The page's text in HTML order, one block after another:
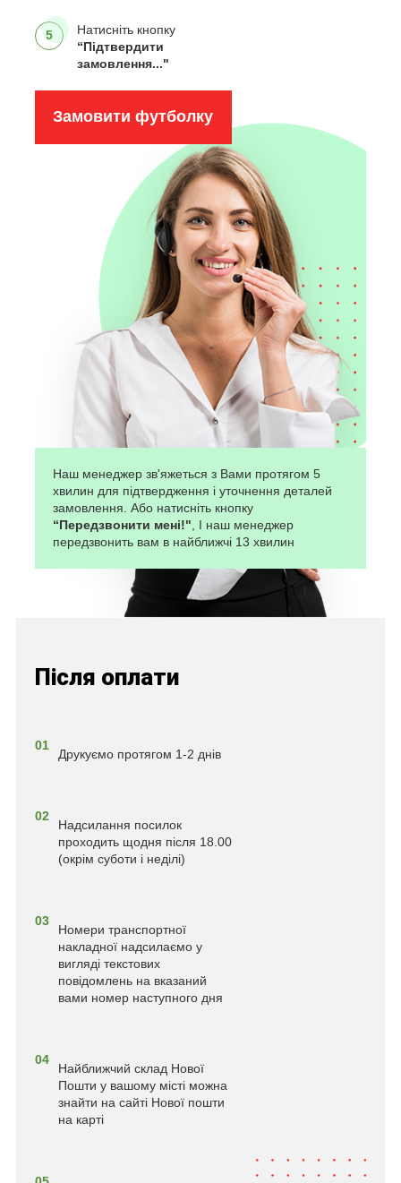
5
Натисніть кнопку
“Підтвердити
замовлення..."
Замовити футболку
Наш менеджер зв'яжеться з Вами протягом 5
хвилин для підтвердження і уточнення деталей
замовлення. Або натисніть кнопку
“Передзвонити мені!", І наш менеджер
передзвонить вам в найближчі 13 хвилин
Після оплати
01
Друкуємо протягом 1-2 днів
02
Надсилання посилок
проходить щодня після 18.00
(окрім суботи і неділі)
03
Номери транспортної
накладної надсилаємо у
вигляді текстових
повідомлень на вказаний
вами номер наступного дня
04
Найближчий склад Нової
Пошти у вашому місті можна
знайти на сайті Нової пошти
на карті